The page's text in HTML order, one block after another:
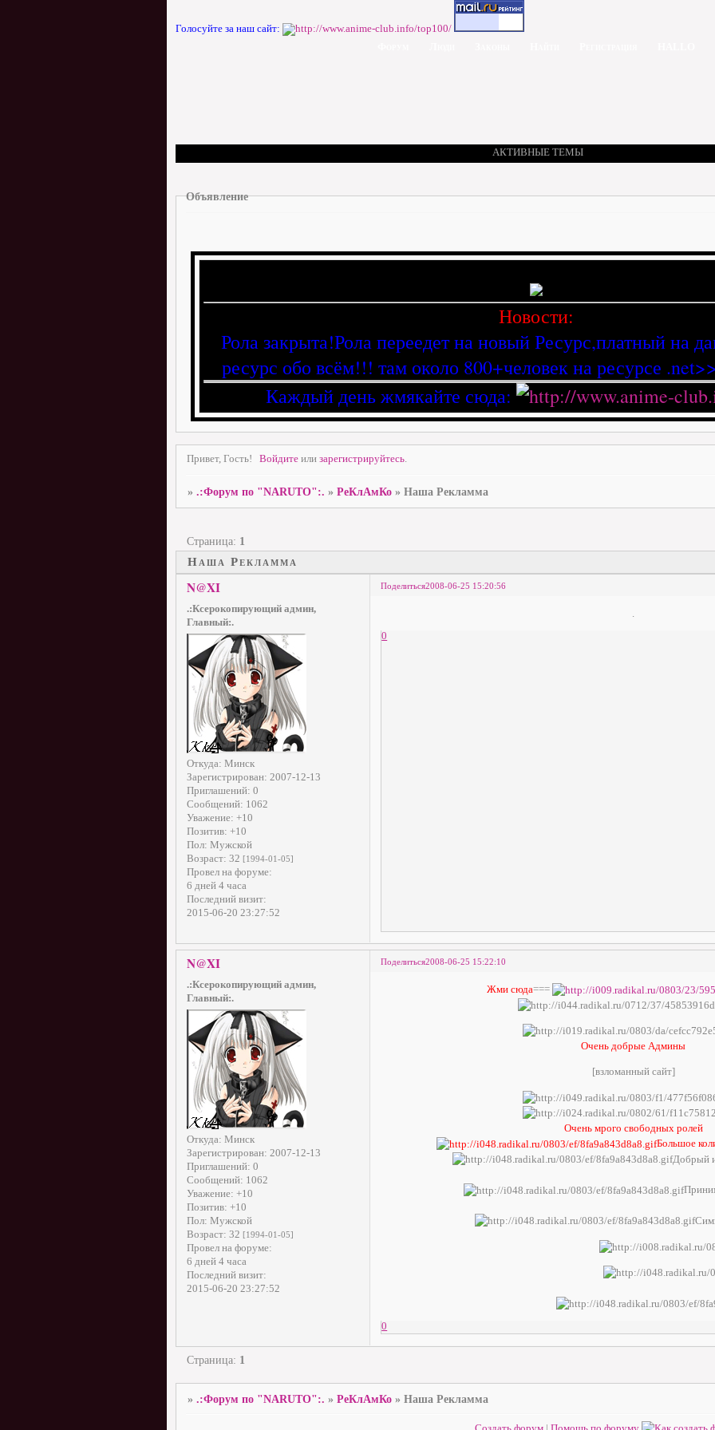
Голосуйте за наш сайт:
АКТИВНЫЕ ТЕМЫ
Объявление
Новости:
Рола закрыта!Рола переедет на новый Ресурс,платный на
ресурс обо всём!!! там около 800+человек на ресурсе
Каждый день жмякайте сюда:
Привет, Гость! Войдите илизарегистрируйтесь.
».:Форум по "NARUTO":. »РеКлАмКо »Наша Рекламма
Наша Рекламма
Страница: 1
Поделиться2008-06-25 15:20:56
N@XI
.:Ксерокопирующий админ,
Главный:.
Откуда: Минск
Зарегистрирован: 2007-12-13
Приглашений: 0
Сообщений: 1062
Уважение: +10
Позитив: +10
Пол: Мужской
Возраст: 32 [1994-01-05]
Провел на форуме:
6 дней 4 часа
Последний визит:
2015-06-20 23:27:52
0
Поделиться2008-06-25 15:22:10
N@XI
.:Ксерокопирующий админ,
Главный:.
Откуда: Минск
Зарегистрирован: 2007-12-13
Приглашений: 0
Сообщений: 1062
Уважение: +10
Позитив: +10
Пол: Мужской
Возраст: 32 [1994-01-05]
Провел на форуме:
6 дней 4 часа
Последний визит:
2015-06-20 23:27:52
Жми сюда===
Очень добрые Админы
[взломанный сайт]
Очень мрого свободных ролей
Большое
Добрый
0
Страница: 1
».:Форум по "NARUTO":. »РеКлАмКо »Наша Рекламма